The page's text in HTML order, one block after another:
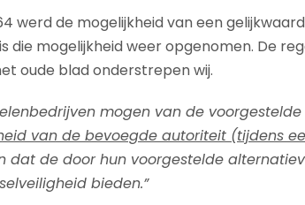
werd de mogelijkheid van een
die mogelijkheid weer opgenomen. De
oude blad onderstrepen wij.
mogen van de
van de bevoegde autoriteit (tijdens
dat de door hun voorgestelde
bieden.”